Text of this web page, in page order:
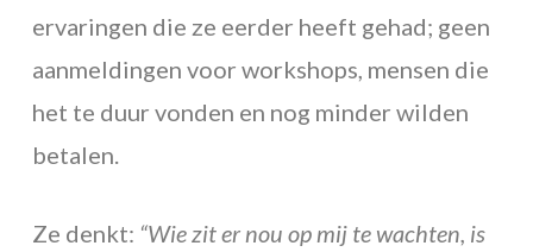
ervaringen die ze eerder heeft gehad; geen
aanmeldingen voor workshops, mensen die
het te duur vonden en nog minder wilden
betalen.
Ze denkt: “Wie zit er nou op mij te wachten, is